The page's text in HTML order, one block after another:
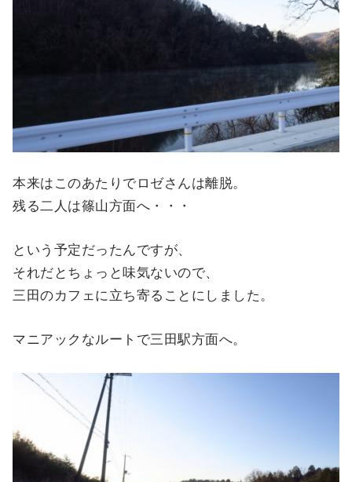
本来はこのあたりでロゼさんは離脱。
残る二人は篠山方面へ・・・
という予定だったんですが、
それだとちょっと味気ないので、
三田のカフェに立ち寄ることにしました。
マニアックなルートで三田駅方面へ。